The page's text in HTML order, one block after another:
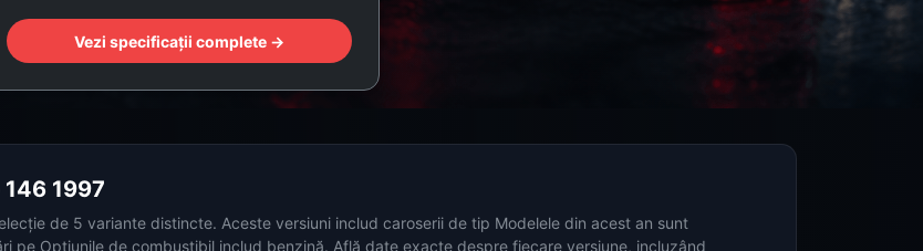
Vezi specificații complete →
1997
de 5 variante distincte. Aceste versiuni includ caroserii de tip Modelele din acest an sunt
pe Opțiunile de combustibil includ benzină. Află date exacte despre fiecare versiune, incluzând